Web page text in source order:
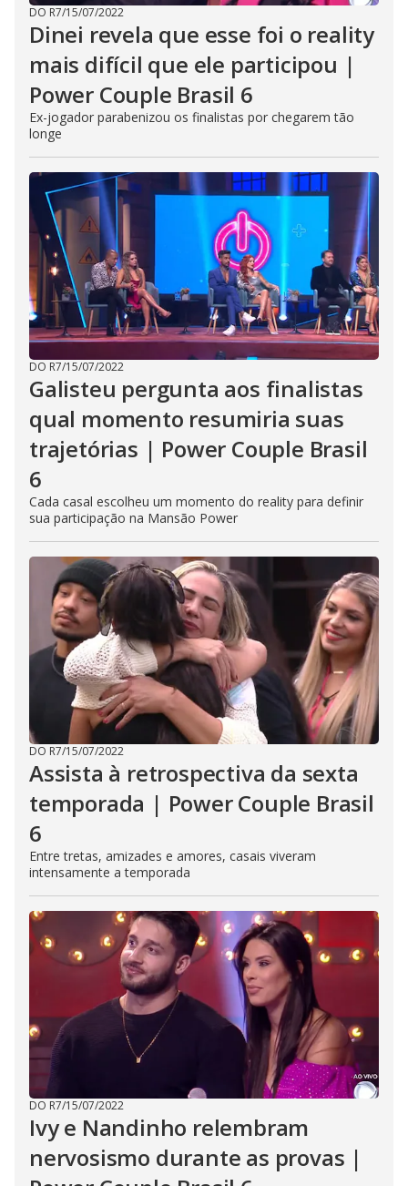
DO R7/15/07/2022
Dinei revela que esse foi o reality
mais difícil que ele participou |
Power Couple Brasil 6
Ex-jogador parabenizou os finalistas por chegarem tão
longe
DO R7/15/07/2022
Galisteu pergunta aos finalistas
qual momento resumiria suas
trajetórias | Power Couple Brasil
6
Cada casal escolheu um momento do reality para definir
sua participação na Mansão Power
DO R7/15/07/2022
Assista à retrospectiva da sexta
temporada | Power Couple Brasil
6
Entre tretas, amizades e amores, casais viveram
intensamente a temporada
DO R7/15/07/2022
Ivy e Nandinho relembram
nervosismo durante as provas |